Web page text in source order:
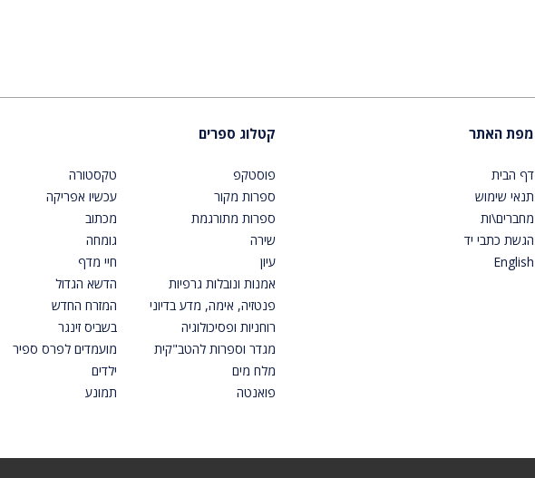
מפת האתר
דף הבית
תנאי שימוש
מחברים\ות
הגשת כתבי יד
English
קטלוג ספרים
פוסטקפ
ספרות מקור
ספרות מתורגמת
שירה
עיון
אמנות ונובלות גרפיות
פנטזיה, אימה, מדע בדיוני
רוחניות ופסיכולוגיה
מגדר וספרות להטב"קית
מלח מים
פואנטה
טקסטורה
עכשיו אפריקה
מכתוב
גומחה
חיי מדף
הדשא הגדול
המזרח החדש
בשביס זינגר
מועמדים לפרס ספיר
ילדים
תמונע